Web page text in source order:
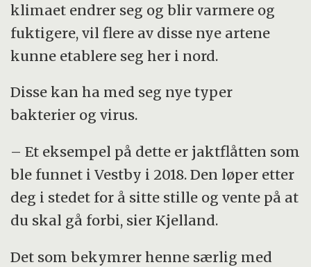
klimaet endrer seg og blir varmere og
fuktigere, vil flere av disse nye artene
kunne etablere seg her i nord.
Disse kan ha med seg nye typer
bakterier og virus.
– Et eksempel på dette er jaktflåtten som
ble funnet i Vestby i 2018. Den løper etter
deg i stedet for å sitte stille og vente på at
du skal gå forbi, sier Kjelland.
Det som bekymrer henne særlig med